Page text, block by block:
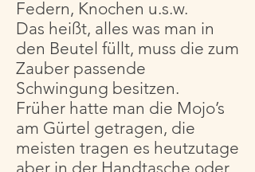
Federn, Knochen u.s.w.
Das heißt, alles was man in
den Beutel füllt, muss die zum
Zauber passende
Schwingung besitzen.
Früher hatte man die Mojo’s
am Gürtel getragen, die
meisten tragen es heutzutage
aber in der Handtasche oder